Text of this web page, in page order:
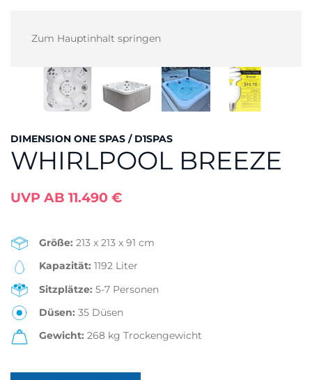
Zum Hauptinhalt springen
DIMENSION ONE SPAS / D1SPAS
WHIRLPOOL BREEZE
UVP AB 11.490 €
Größe: 213 x 213 x 91 cm
Kapazität: 1192 Liter
Sitzplätze: 5-7 Personen
Düsen: 35 Düsen
Gewicht: 268 kg Trockengewicht